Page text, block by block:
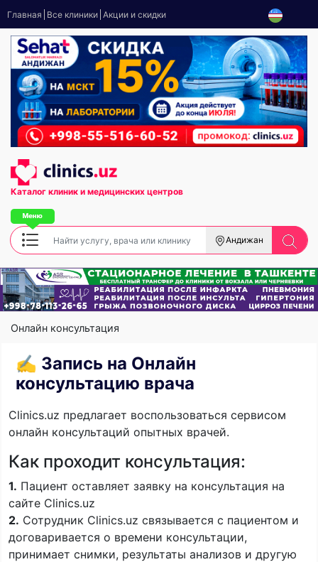
Главная Все клиники Акции и скидки
Каталог клиник и медицинских центров
Андижан
Онлайн консультация
✍️ Запись на Онлайн
консультацию врача
Clinics.uz предлагает воспользоваться сервисом
онлайн консультаций опытных врачей.
Как проходит консультация:
1. Пациент оставляет заявку на консультация на
сайте Clinics.uz
2. Сотрудник Clinics.uz связывается с пациентом и
договаривается о времени консультации,
принимает снимки, результаты анализов и другую